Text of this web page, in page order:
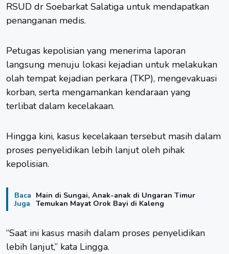
RSUD dr Soebarkat Salatiga untuk mendapatkan
penanganan medis.
Petugas kepolisian yang menerima laporan
langsung menuju lokasi kejadian untuk melakukan
olah tempat kejadian perkara (TKP), mengevakuasi
korban, serta mengamankan kendaraan yang
terlibat dalam kecelakaan.
Hingga kini, kasus kecelakaan tersebut masih dalam
proses penyelidikan lebih lanjut oleh pihak
kepolisian.
Baca
Juga
Main di Sungai, Anak-anak di Ungaran Timur
Temukan Mayat Orok Bayi di Kaleng
“Saat ini kasus masih dalam proses penyelidikan
lebih lanjut,” kata Lingga.